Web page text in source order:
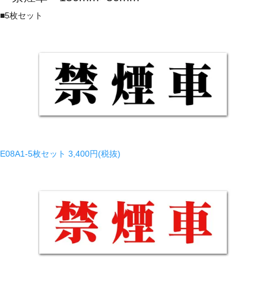
■5枚セット
E08A1-5枚セット 3,400円(税抜)